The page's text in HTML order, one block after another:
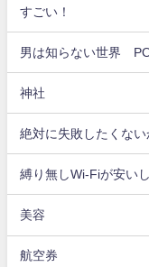
すごい！
男は知らない世界
神社
絶対に失敗したくない
縛り無しWi-Fiが安い
美容
航空券